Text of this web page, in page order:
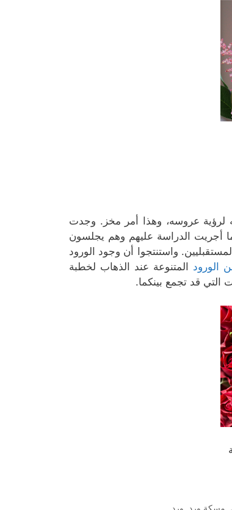
لرؤية عروسه، وهذا أمر مخز. وجدت
عندما أجريت الدراسة عليهم وهم يجلسون
واستنتجوا أن وجود الورود
الورود المتنوعة عند الذهاب لخطبة
قد تجمع بينكما.
مسكة ورد ورد